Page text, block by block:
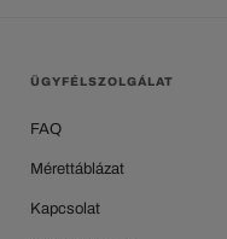
ÜGYFÉLSZOLGÁLAT
FAQ
Mérettáblázat
Kapcsolat